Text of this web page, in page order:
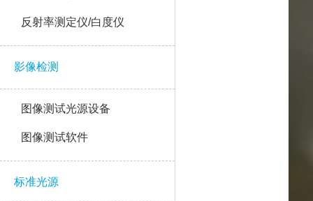
反射率测定仪/白度仪
影像检测
图像测试光源设备
图像测试软件
标准光源